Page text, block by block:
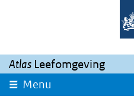
Overslaan en naar de inhoud gaan
Atlas Leefomgeving
Menu